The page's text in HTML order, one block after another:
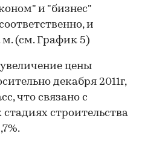
и "бизнес"
и
м. (см. График 5)
цены
декабря 2011г,
что связано с
строительства